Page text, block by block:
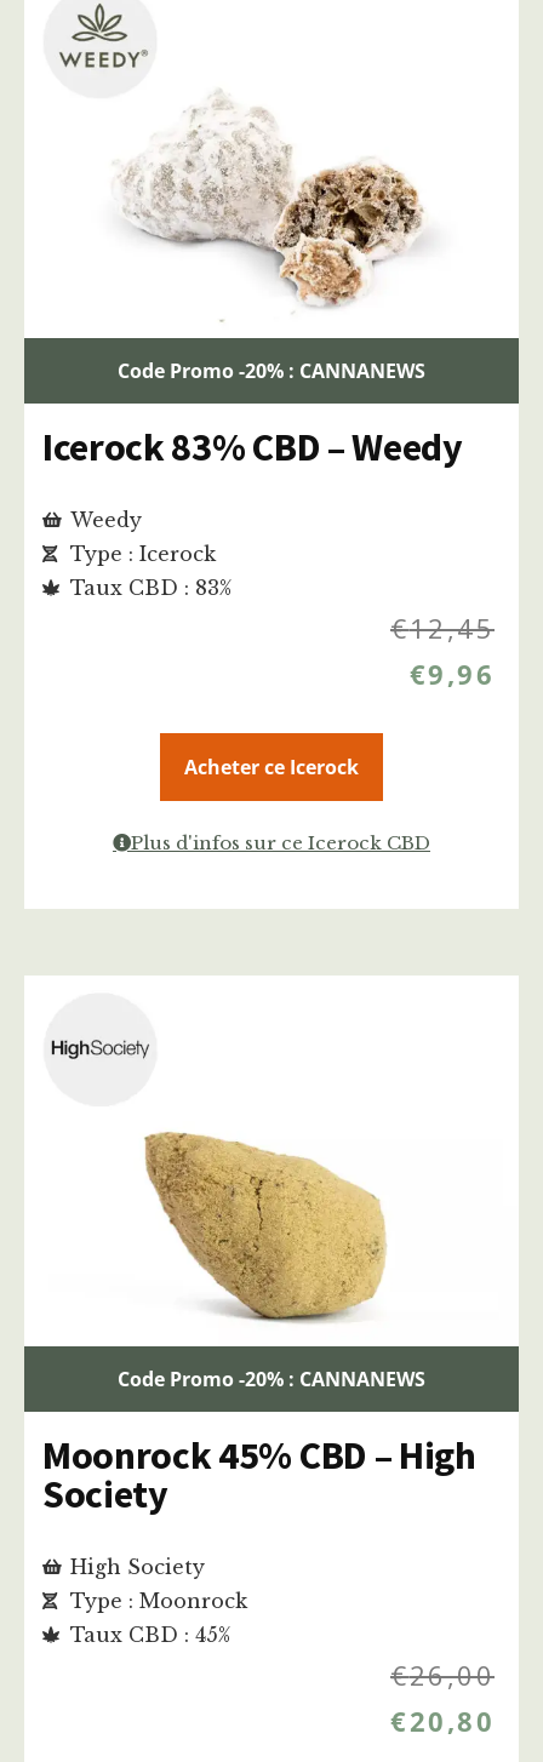
Code Promo -20% : CANNANEWS
Icerock 83% CBD – Weedy
Weedy
Type : Icerock
Taux CBD : 83%
€12,45
€9,96
Acheter ce Icerock
Plus d'infos sur ce Icerock CBD
Code Promo -20% : CANNANEWS
Moonrock 45% CBD – High
Society
High Society
Type : Moonrock
Taux CBD : 45%
€26,00
€20,80